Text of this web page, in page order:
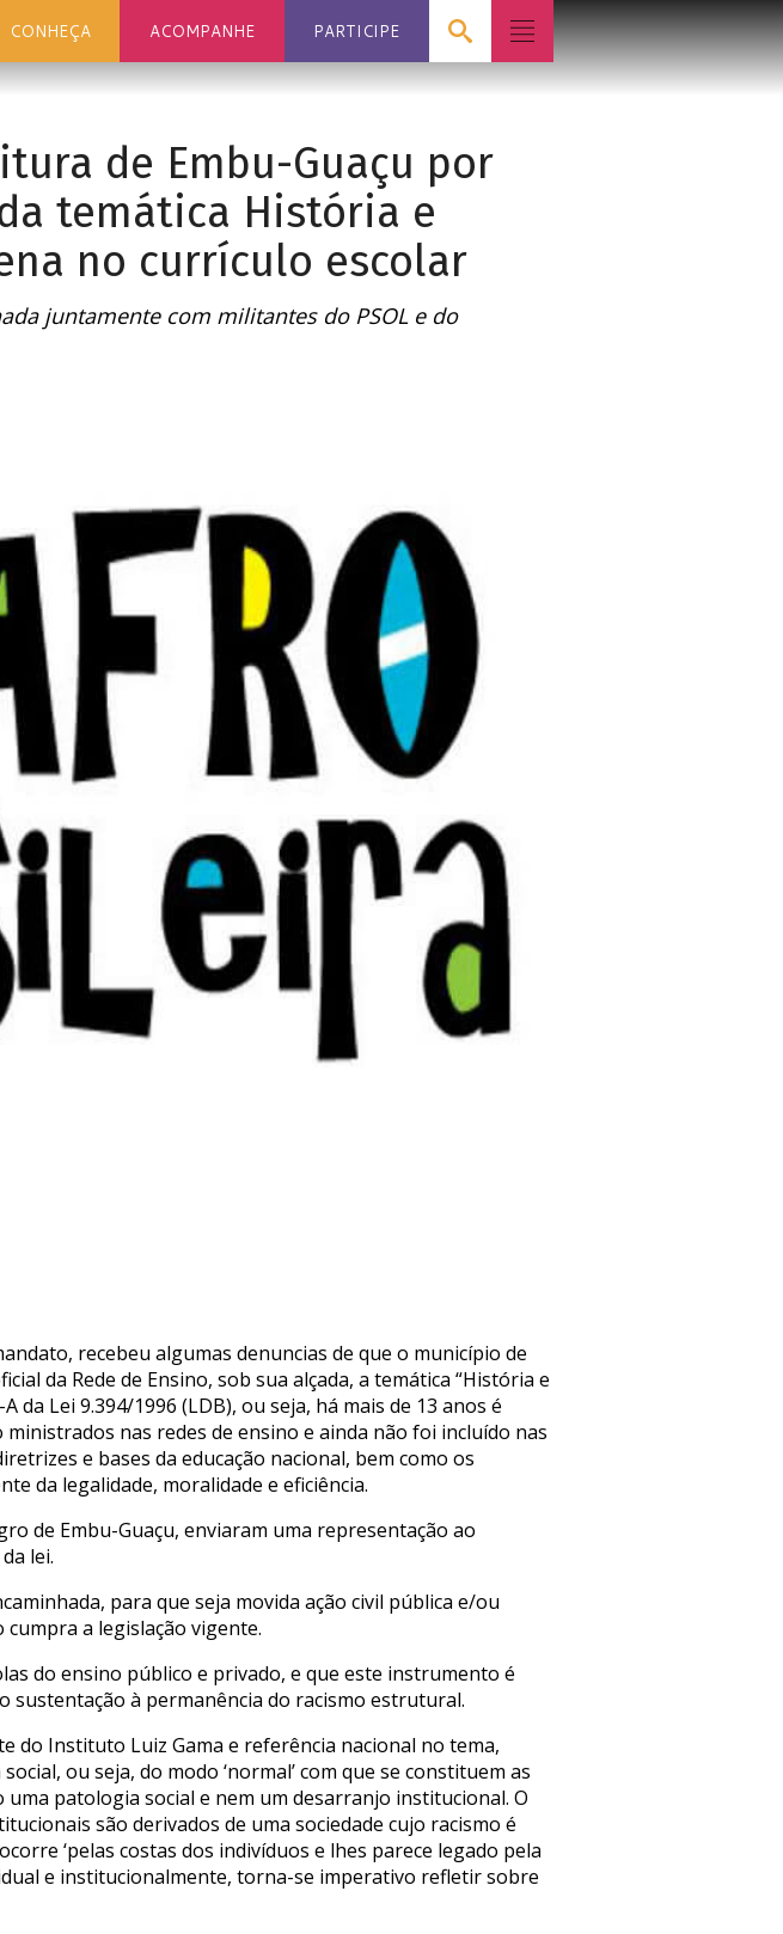
CONHEÇA ACOMPANHE PARTICIPE
de Embu-Guaçu por
temática História e
no currículo escolar
juntamente com militantes do PSOL e do
recebeu algumas denuncias de que o município de
da Rede de Ensino, sob sua alçada, a temática “História e
Lei 9.394/1996 (LDB), ou seja, há mais de 13 anos é
nas redes de ensino e ainda não foi incluído nas
e bases da educação nacional, bem como os
da legalidade, moralidade e eficiência.
de Embu-Guaçu, enviaram uma representação ao
lei.
para que seja movida ação civil pública e/ou
a legislação vigente.
do ensino público e privado, e que este instrumento é
sustentação à permanência do racismo estrutural.
do Instituto Luiz Gama e referência nacional no tema,
ou seja, do modo ‘normal’ com que se constituem as
patologia social e nem um desarranjo institucional. O
são derivados de uma sociedade cujo racismo é
‘pelas costas dos indivíduos e lhes parece legado pela
e institucionalmente, torna-se imperativo refletir sobre